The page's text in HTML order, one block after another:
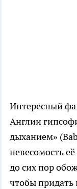
Интересный
Англии
дыханием»
невесомость
до сих пор
чтобы